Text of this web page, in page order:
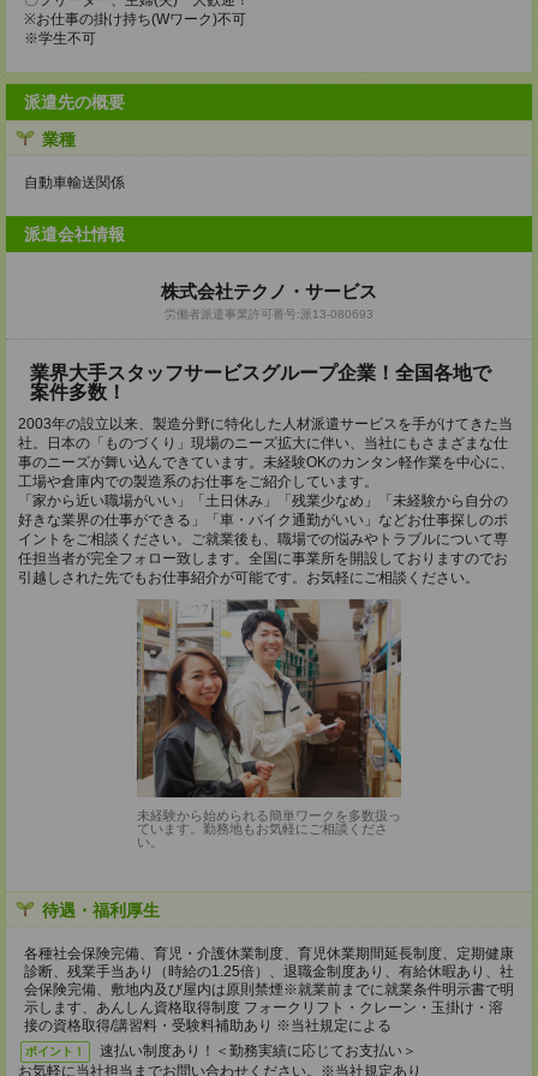
※お仕事の掛け持ち(Wワーク)不可
※学生不可
派遣先の概要
業種
自動車輸送関係
派遣会社情報
株式会社テクノ・サービス
労働者派遣事業許可番号:派13-080693
業界大手スタッフサービスグループ企業！全国各地で
案件多数！
2003年の設立以来、製造分野に特化した人材派遣サービスを手がけてきた当
社。日本の「ものづくり」現場のニーズ拡大に伴い、当社にもさまざまな仕
事のニーズが舞い込んできています。未経験OKのカンタン軽作業を中心に、
工場や倉庫内での製造系のお仕事をご紹介しています。
「家から近い職場がいい」「土日休み」「残業少なめ」「未経験から自分の
好きな業界の仕事ができる」「車・バイク通勤がいい」などお仕事探しのポ
イントをご相談ください。ご就業後も、職場での悩みやトラブルについて専
任担当者が完全フォロー致します。全国に事業所を開設しておりますのでお
引越しされた先でもお仕事紹介が可能です。お気軽にご相談ください。
未経験から始められる簡単ワークを多数扱っ
ています。勤務地もお気軽にご相談くださ
い。
待遇・福利厚生
各種社会保険完備、育児・介護休業制度、育児休業期間延長制度、定期健康
診断、残業手当あり（時給の1.25倍）、退職金制度あり、有給休暇あり、社
会保険完備、敷地内及び屋内は原則禁煙※就業前までに就業条件明示書で明
示します、あんしん資格取得制度 フォークリフト・クレーン・玉掛け・溶
接の資格取得/講習料・受験料補助あり ※当社規定による
ポイント！
速払い制度あり！＜勤務実績に応じてお支払い＞
お気軽に当社担当までお問い合わせください。※当社規定あり